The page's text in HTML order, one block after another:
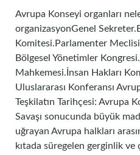
Avrupa Konseyi organları
organizasyonGenel
Komitesi.Parlamenter
Bölgesel Yönetimler
Mahkemesi.İnsan Hakları
Uluslararası Konferansı
Teşkilatın Tarihçesi: Avrupa
Savaşı sonucunda büyük
uğrayan Avrupa halkları
kıtada süregelen gerginlik